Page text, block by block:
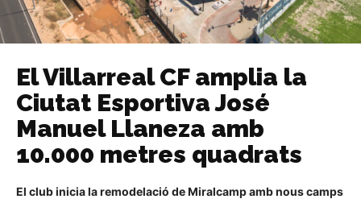
El Villarreal CF amplia la
Ciutat Esportiva José
Manuel Llaneza amb
10.000 metres quadrats
El club inicia la remodelació de Miralcamp amb nous camps